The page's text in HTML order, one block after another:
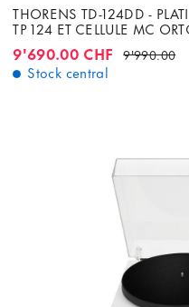
THORENS TD-124DD -
TP 124 ET CELLULE MC
9'690.00 CHF 9'990.00
Stock central